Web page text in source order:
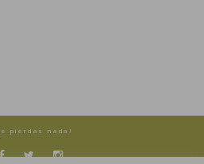
pierdas nada!